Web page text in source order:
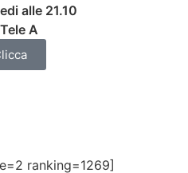
alle 21.10
A
ranking=1269]